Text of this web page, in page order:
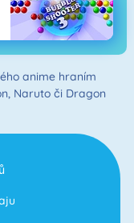
anime hraním
Naruto či Dragon